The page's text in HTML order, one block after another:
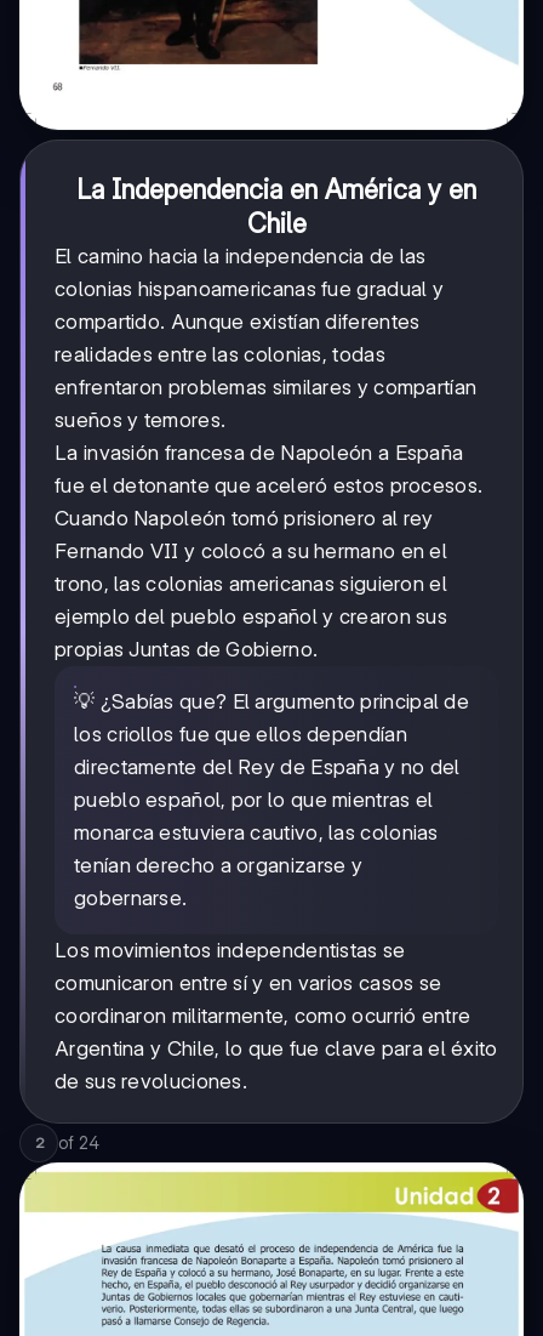
La Independencia en América y en
Chile
El camino hacia la independencia de las
colonias hispanoamericanas fue gradual y
compartido. Aunque existían diferentes
realidades entre las colonias, todas
enfrentaron problemas similares y compartían
sueños y temores.
La invasión francesa de Napoleón a España
fue el detonante que aceleró estos procesos.
Cuando Napoleón tomó prisionero al rey
Fernando VII y colocó a su hermano en el
trono, las colonias americanas siguieron el
ejemplo del pueblo español y crearon sus
propias Juntas de Gobierno.
💡 ¿Sabías que? El argumento principal de
los criollos fue que ellos dependían
directamente del Rey de España y no del
pueblo español, por lo que mientras el
monarca estuviera cautivo, las colonias
tenían derecho a organizarse y
gobernarse.
Los movimientos independentistas se
comunicaron entre sí y en varios casos se
coordinaron militarmente, como ocurrió entre
Argentina y Chile, lo que fue clave para el éxito
de sus revoluciones.
2 of 24